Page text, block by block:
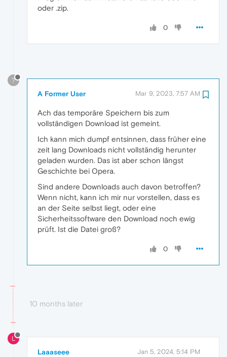
oder .zip.
0
?
A Former User Mar 9, 2023, 7:57 AM
Ach das temporäre Speichern bis zum
vollständigen Download ist gemeint.
Ich kann mich dumpf entsinnen, dass früher eine
zeit lang Downloads nicht vollständig herunter
geladen wurden. Das ist aber schon längst
Geschichte bei Opera.
Sind andere Downloads auch davon betroffen?
Wenn nicht, kann ich mir nur vorstellen, dass es
an der Seite selbst liegt, oder eine
Sicherheitssoftware den Download noch ewig
prüft. Ist die Datei groß?
0
10 months later
L
Laaaseee Jan 5, 2024, 5:14 PM